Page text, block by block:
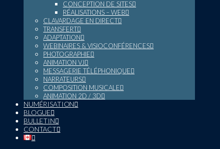
CONCEPTION DE SITES
RÉALISATIONS – WEB
CLAVARDAGE EN DIRECT
TRANSFERT
ADAPTATION
WEBINAIRES & VISIOCONFÉRENCES
PHOTOGRAPHIE
ANIMATION VJ
MESSAGERIE TÉLÉPHONIQUE
NARRATEURS
COMPOSITION MUSICALE
ANIMATION 2D / 3D
NUMÉRISATION
BLOGUE
BULLETIN
CONTACT